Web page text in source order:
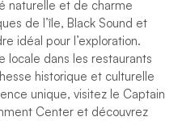
naturelle et de charme
de l’île, Black Sound et
idéal pour l’exploration.
locale dans les restaurants
historique et culturelle
unique, visitez le Captain
Center et découvrez